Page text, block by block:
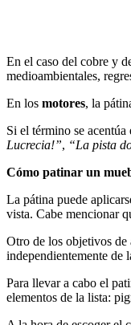
En el caso del cobre y
medioambientales,
En los motores, la
Si el término se acentúa
Lucrecia!”, “La pista
Cómo patinar un
La pátina puede
vista. Cabe mencionar
Otro de los objetivos de
independientemente de
Para llevar a cabo el
elementos de la lista: